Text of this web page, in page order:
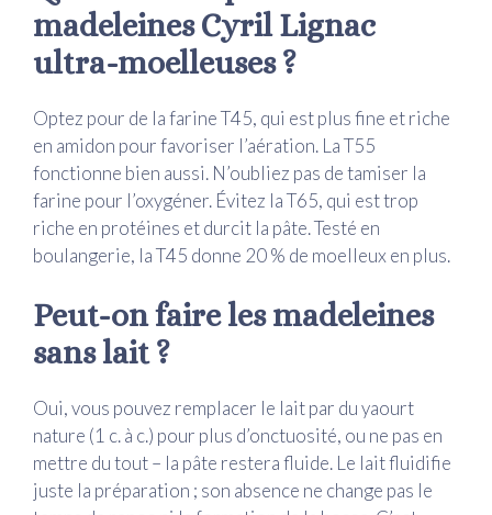
madeleines Cyril Lignac
ultra-moelleuses ?
Optez pour de la farine T45, qui est plus fine et riche
en amidon pour favoriser l’aération. La T55
fonctionne bien aussi. N’oubliez pas de tamiser la
farine pour l’oxygéner. Évitez la T65, qui est trop
riche en protéines et durcit la pâte. Testé en
boulangerie, la T45 donne 20 % de moelleux en plus.
Peut-on faire les madeleines
sans lait ?
Oui, vous pouvez remplacer le lait par du yaourt
nature (1 c. à c.) pour plus d’onctuosité, ou ne pas en
mettre du tout – la pâte restera fluide. Le lait fluidifie
juste la préparation ; son absence ne change pas le